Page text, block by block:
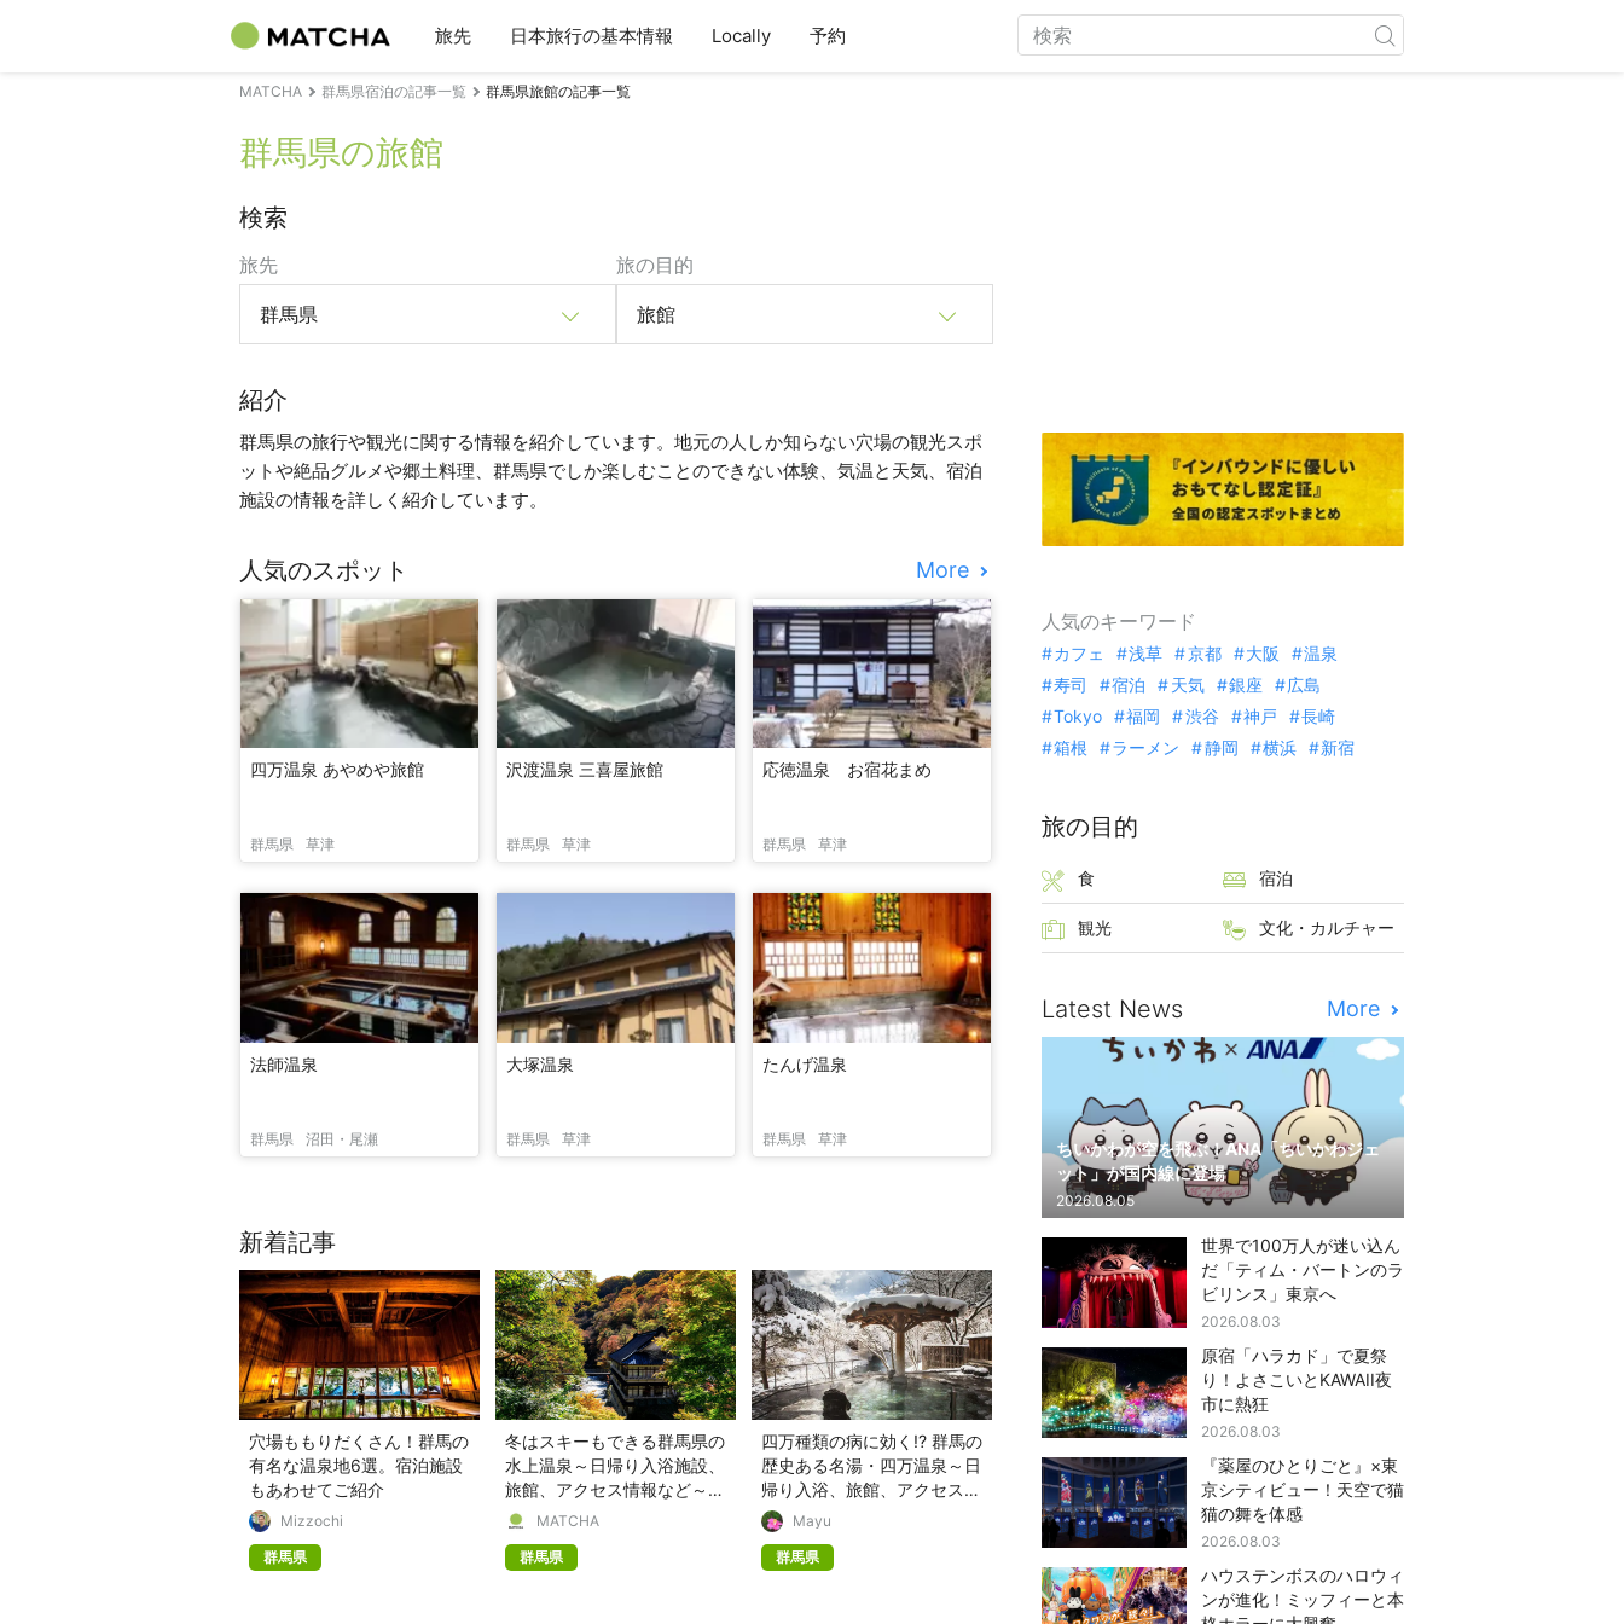
旅先 日本旅行の基本情報 Locally 予約
MATCHA 群馬県宿泊の記事一覧 群馬県旅館の記事一覧
群馬県の旅館
検索
旅先
群馬県
旅の目的
旅館
紹介
群馬県の旅行や観光に関する情報を紹介しています。地元の人しか知らない穴場の観光スポ
ットや絶品グルメや郷土料理、群馬県でしか楽しむことのできない体験、気温と天気、宿泊
施設の情報を詳しく紹介しています。
人気のスポット More
四万温泉 あやめや旅館
群馬県 草津
沢渡温泉 三喜屋旅館
群馬県 草津
応徳温泉 お宿花まめ
群馬県 草津
法師温泉
群馬県 沼田・尾瀬
大塚温泉
群馬県 草津
たんげ温泉
群馬県 草津
新着記事
穴場ももりだくさん！群馬の
有名な温泉地6選。宿泊施設
もあわせてご紹介
Mizzochi
群馬県
冬はスキーもできる群馬県の
水上温泉～日帰り入浴施設、
旅館、アクセス情報など～
【2023~24年版】
MATCHA
群馬県
四万種類の病に効く!? 群馬の
歴史ある名湯・四万温泉～日
帰り入浴、旅館、アクセス情
報など～
Mayu
群馬県
人気のキーワード
カフェ 浅草 京都 大阪
温泉
寿司
宿泊 天気 銀座
広島
Tokyo
福岡 渋谷 神戸
長崎
箱根
ラーメン 静岡 横浜 新宿
旅の目的
食 宿泊
観光 文化・カルチャー
Latest News More
ちいかわが空を飛ぶ！ANA「ちいかわジェ
ット」が国内線に登場
2026.08.05
世界で100万人が迷い込ん
だ「ティム・バートンのラ
ビリンス」東京へ
2026.08.03
原宿「ハラカド」で夏祭
り！よさこいとKAWAII夜
市に熱狂
2026.08.03
『薬屋のひとりごと』×東
京シティビュー！天空で猫
猫の舞を体感
2026.08.03
ハウステンボスのハロウィ
ンが進化！ミッフィーと本